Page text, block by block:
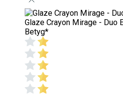
Glaze Crayon Mirage - Duo
Betyg*